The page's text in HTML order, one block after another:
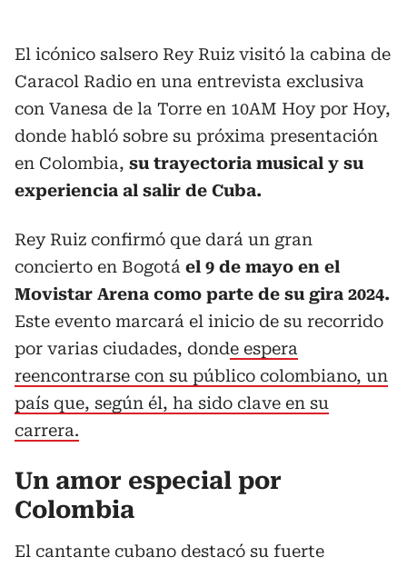
El icónico salsero Rey Ruiz visitó la cabina de
Caracol Radio en una entrevista exclusiva
con Vanesa de la Torre en 10AM Hoy por Hoy,
donde habló sobre su próxima presentación
en Colombia, su trayectoria musical y su
experiencia al salir de Cuba.
Rey Ruiz confirmó que dará un gran
concierto en Bogotá el 9 de mayo en el
Movistar Arena como parte de su gira 2024.
Este evento marcará el inicio de su recorrido
por varias ciudades, donde espera
reencontrarse con su público colombiano, un
país que, según él, ha sido clave en su
carrera.
Un amor especial por
Colombia
El cantante cubano destacó su fuerte